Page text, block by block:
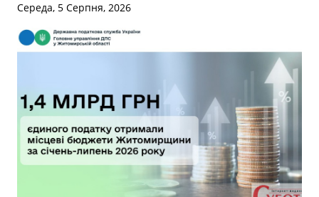
Середа, 5 Серпня, 2026